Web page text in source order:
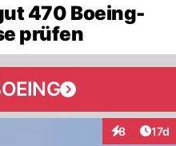
470 Boeing-
prüfen
8 17d